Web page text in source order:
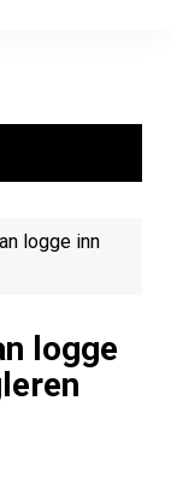
logge inn
logge